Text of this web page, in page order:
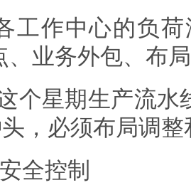
工作中心的负
、业务外包、布
个星期生产流
，必须布局调
全控制